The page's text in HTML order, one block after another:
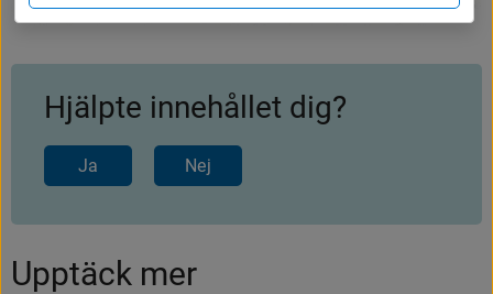
Hjälpte innehållet dig?
Ja Nej
Upptäck mer